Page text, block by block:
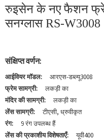
रुइसेन के नए फैशन
सनग्लास RS-W3008
संक्षिप्त वर्णन:
आईवियर मॉडल:
आरएस-डब्ल्यू3008
फ्रेम सामग्री:
लकड़ी का
मंदिर की सामग्री:
लकड़ी का
लेंस सामग्री:
टीएसी, ध्रुवीकृत
रंग:
9 रंग उपलब्ध हैं
लेंस की प्रकाशीय विशेषताएँ:
यूवी400